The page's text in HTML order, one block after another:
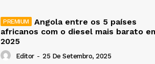
Angola entre os 5 países
africanos com o diesel mais barato
2025
Editor - 25 De Setembro, 2025